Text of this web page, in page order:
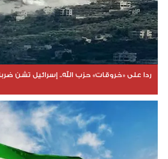
ردا على «خروقات» حزب الله.. إسرائيل تشن